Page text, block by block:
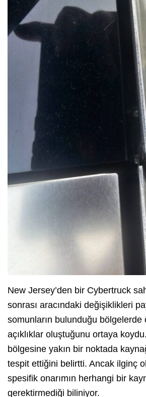
New Jersey’den bir Cybertruck
sonrası aracındaki değişiklikleri
somunların bulunduğu bölgelerde
açıklıklar oluştuğunu ortaya
bölgesine yakın bir noktada
tespit ettiğini belirtti. Ancak ilginç
spesifik onarımın herhangi bir
gerektirmediği biliniyor.